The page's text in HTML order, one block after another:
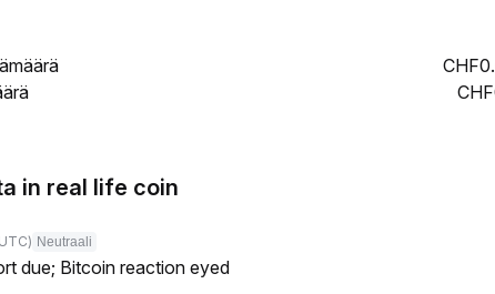
in real life coin
Neutraali
due; Bitcoin reaction eyed